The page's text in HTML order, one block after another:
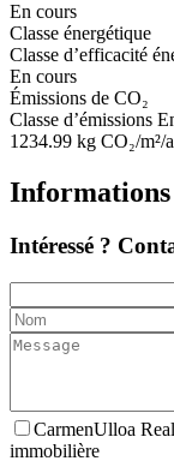
En cours
Classe énergétique
Classe d’efficacité
En cours
Émissions de CO₂
Classe d’émissions
1234.99 kg CO₂/m²/
Informations
Intéressé ?
CarmenUlloa
immobilière